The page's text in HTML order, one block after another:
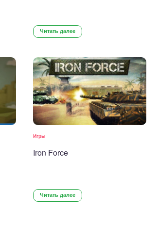
Читать далее
Игры
Iron Force
Читать далее